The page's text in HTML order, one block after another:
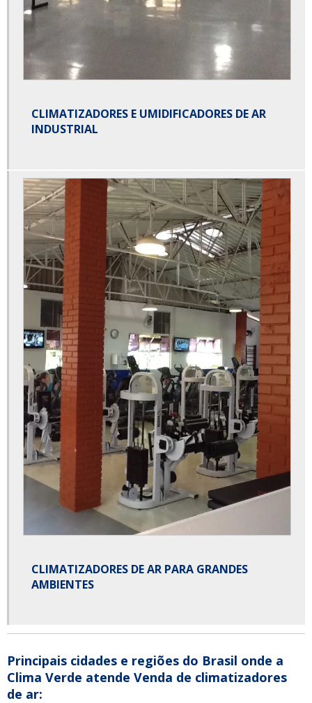
CLIMATIZADORES E UMIDIFICADORES DE AR
INDUSTRIAL
CLIMATIZADORES DE AR PARA GRANDES
AMBIENTES
Principais cidades e regiões do Brasil onde a
Clima Verde atende Venda de climatizadores
de ar: